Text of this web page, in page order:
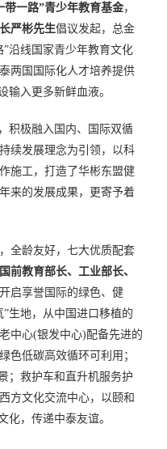
带一路”青少年教育基金，
严彬先生倡议发起，总金
”沿线国家青少年教育文化
两国国际化人才培养提供
输入更多新鲜血液。
积极融入国内、国际双循
续发展理念为引领，以科
施工，打造了华彬东盟健
来的发展成果，更寄予着
全龄友好，七大优质配套
前教育部长、工业部长、
启享誉国际的绿色、健
生地，从中国进口移植的
中心(银发中心)配备先进的
色低碳高效循环可利用；
；救护车和直升机服务护
方文化交流中心，以颐和
化，传递中泰友谊。